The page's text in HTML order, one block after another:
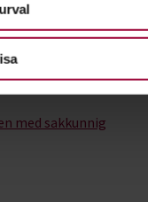
med sakkunnig